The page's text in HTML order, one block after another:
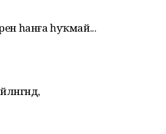
һанға һуҡмай...